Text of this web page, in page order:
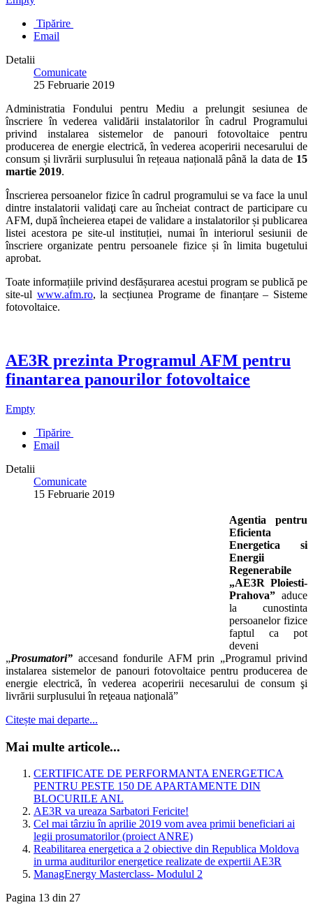
Tipărire
Email
Detalii
Comunicate
25 Februarie 2019
Administratia Fondului pentru Mediu a prelungit sesiunea de
înscriere în vederea validării instalatorilor în cadrul Programului
privind instalarea sistemelor de panouri fotovoltaice pentru
producerea de energie electrică, în vederea acoperirii necesarului de
consum și livrării surplusului în rețeaua națională până la data de 15
martie 2019.
Înscrierea persoanelor fizice în cadrul programului se va face la unul
dintre instalatorii validaţi care au încheiat contract de participare cu
AFM, după încheierea etapei de validare a instalatorilor și publicarea
listei acestora pe site-ul instituției, numai în interiorul sesiunii de
înscriere organizate pentru persoanele fizice și în limita bugetului
aprobat.
Toate informațiile privind desfășurarea acestui program se publică pe
site-ul www.afm.ro, la secțiunea Programe de finanțare – Sisteme
fotovoltaice.
AE3R prezinta Programul AFM pentru
finantarea panourilor fotovoltaice
Empty
Tipărire
Email
Detalii
Comunicate
15 Februarie 2019
Agentia pentru
Eficienta
Energetica si
Energii
Regenerabile
„AE3R Ploiesti-
Prahova” aduce
la cunostinta
persoanelor fizice
faptul ca pot
deveni
„Prosumatori” accesand fondurile AFM prin „Programul privind
instalarea sistemelor de panouri fotovoltaice pentru producerea de
energie electrică, în vederea acoperirii necesarului de consum şi
livrării surplusului în reţeaua naţională”
Citește mai departe...
Mai multe articole...
CERTIFICATE DE PERFORMANTA ENERGETICA
PENTRU PESTE 150 DE APARTAMENTE DIN
BLOCURILE ANL
AE3R va ureaza Sarbatori Fericite!
Cel mai târziu în aprilie 2019 vom avea primii beneficiari ai
legii prosumatorilor (proiect ANRE)
Reabilitarea energetica a 2 obiective din Republica Moldova
in urma auditurilor energetice realizate de expertii AE3R
ManagEnergy Masterclass- Modulul 2
Pagina 13 din 27